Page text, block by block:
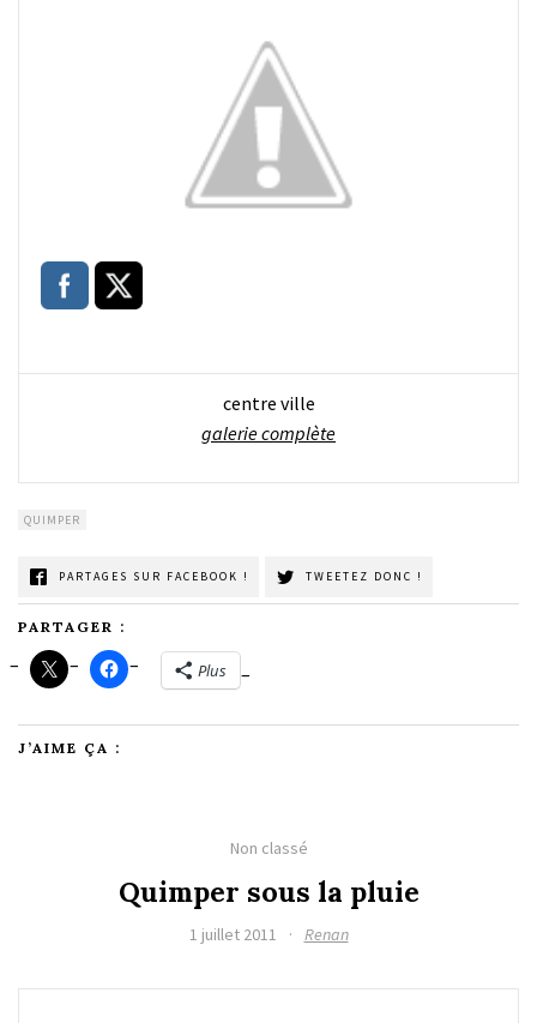
centre ville
galerie complète
QUIMPER
PARTAGES SUR FACEBOOK ! TWEETEZ DONC !
PARTAGER :
Plus
J’AIME ÇA :
Non classé
Quimper sous la pluie
1 juillet 2011 · Renan